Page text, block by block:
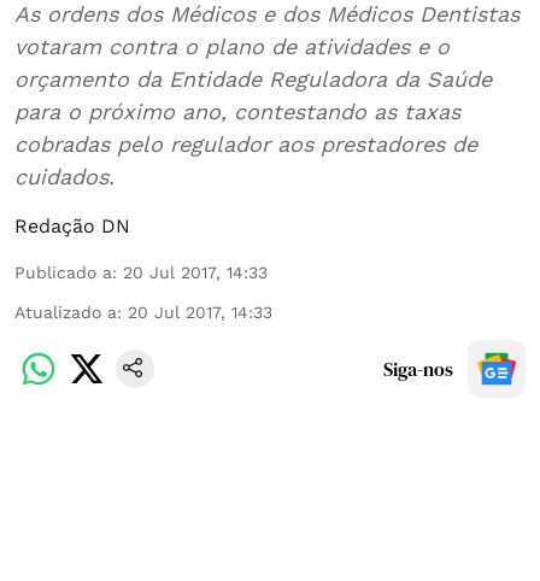
As ordens dos Médicos e dos Médicos Dentistas
votaram contra o plano de atividades e o
orçamento da Entidade Reguladora da Saúde
para o próximo ano, contestando as taxas
cobradas pelo regulador aos prestadores de
cuidados.
Redação DN
Publicado a: 20 Jul 2017, 14:33
Atualizado a: 20 Jul 2017, 14:33
Siga-nos